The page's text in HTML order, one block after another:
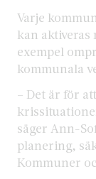
Varje
kan aktiveras
exempel
kommunala
– Det är för
säger Ann-
planering,
Kommuner